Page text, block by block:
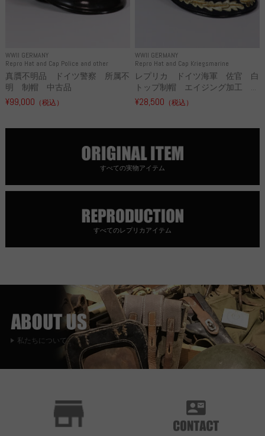
WWII GERMANY
Repro Hat and Cap Police and other
真贋不明品 ドイツ警察 所属不
明 制帽 中古品
¥99,000 （税込）
WWII GERMANY
Repro Hat and Cap Kriegsmarine
レプリカ ドイツ海軍 佐官 白
トップ制帽 エイジング加工 ...
¥28,500 （税込）
すべての実物アイテム
すべてのレプリカアイテム
私たちについて